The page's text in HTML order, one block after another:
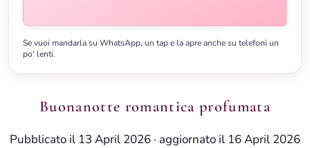
Se vuoi mandarla su WhatsApp, un tap e la apre anche su telefoni un
po' lenti.
Buonanotte romantica profumata
Pubblicato il 13 April 2026 · aggiornato il 16 April 2026